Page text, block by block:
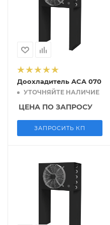
Доохладитель ACA 070
УТОЧНЯЙТЕ НАЛИЧИЕ
ЦЕНА ПО ЗАПРОСУ
ЗАПРОСИТЬ КП